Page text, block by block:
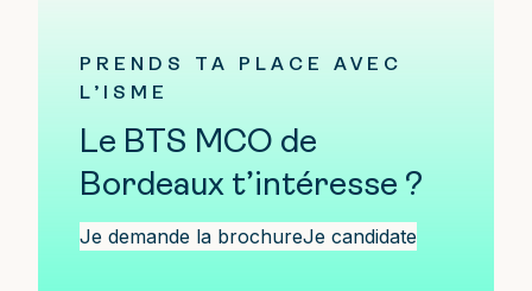
PRENDS TA PLACE AVEC
L’ISME
Le BTS MCO de
Bordeaux t’intéresse ?
Je demande la brochureJe candidate